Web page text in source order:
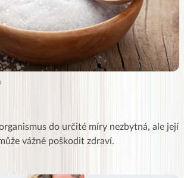
do určité míry nezbytná, ale její
vážně poškodit zdraví.